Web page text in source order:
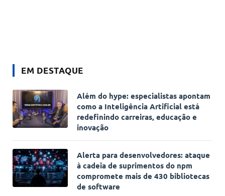
EM DESTAQUE
Além do hype: especialistas apontam
como a Inteligência Artificial está
redefinindo carreiras, educação e
inovação
Alerta para desenvolvedores: ataque
à cadeia de suprimentos do npm
compromete mais de 430 bibliotecas
de software